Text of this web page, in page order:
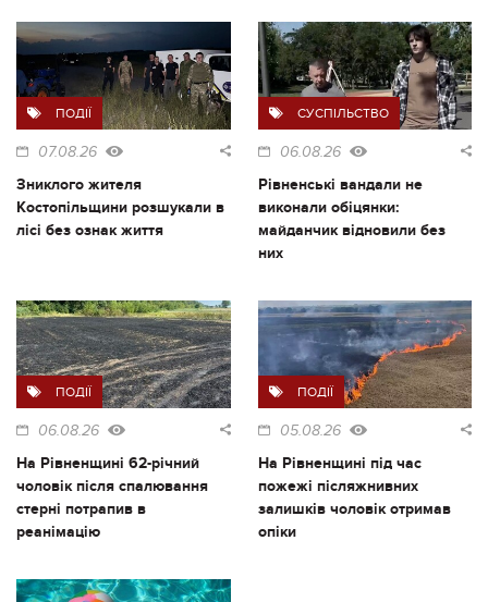
ПОДІЇ
07.08.26
Зниклого жителя
Костопільщини розшукали в
лісі без ознак життя
СУСПІЛЬСТВО
06.08.26
Рівненські вандали не
виконали обіцянки:
майданчик відновили без
них
ПОДІЇ
06.08.26
На Рівненщині 62-річний
чоловік після спалювання
стерні потрапив в
реанімацію
ПОДІЇ
05.08.26
На Рівненщині під час
пожежі післяжнивних
залишків чоловік отримав
опіки